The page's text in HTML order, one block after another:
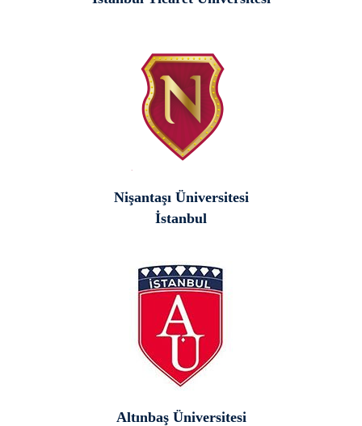
Nişantaşı Üniversitesi
İstanbul
Altınbaş Üniversitesi